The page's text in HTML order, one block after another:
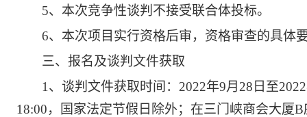
5、本次竞争性谈判不接受联合体投标。
6、本次项目实行资格后审，资格审查的具体
三、报名及谈判文件获取
1、谈判文件获取时间：2022年9月28日至
18:00，国家法定节假日除外； 在三门峡商会大厦B